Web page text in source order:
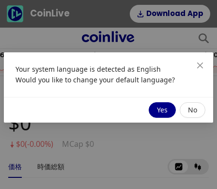
CoinLive Download App
6.20%
0.66%
$0
$0(-0.00%) MCap $0
価格 時価総額
Your system language is detected as English
Would you like to change your default language?
Yes No